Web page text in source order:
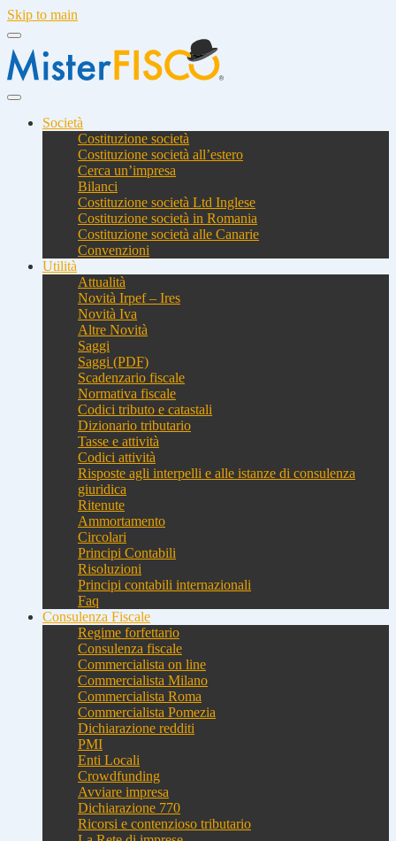
Skip to main
Società
Costituzione società
Costituzione società all’estero
Cerca un’impresa
Bilanci
Costituzione società Ltd Inglese
Costituzione società in Romania
Costituzione società alle Canarie
Convenzioni
Utilità
Attualità
Novità Irpef – Ires
Novità Iva
Altre Novità
Saggi
Saggi (PDF)
Scadenzario fiscale
Normativa fiscale
Codici tributo e catastali
Dizionario tributario
Tasse e attività
Codici attività
Risposte agli interpelli e alle istanze di consulenza
giuridica
Ritenute
Ammortamento
Circolari
Principi Contabili
Risoluzioni
Principi contabili internazionali
Faq
Consulenza Fiscale
Regime forfettario
Consulenza fiscale
Commercialista on line
Commercialista Milano
Commercialista Roma
Commercialista Pomezia
Dichiarazione redditi
PMI
Enti Locali
Crowdfunding
Avviare impresa
Dichiarazione 770
Ricorsi e contenzioso tributario